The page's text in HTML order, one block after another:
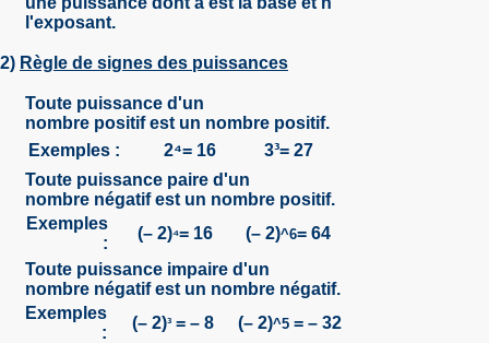
l'exposant.
2) Règle de signes des puissances
Toute puissance d'un
nombre positifest un nombre positif.
Exemples :
2⁴= 16
3³= 27
Toute puissance paire d'un
nombre négatifest un nombre positif.
Exemples
:
(– 2)⁴= 16 (– 2)^6= 64
Toute puissance impaire d'un
nombre négatifest un nombre négatif.
Exemples
:
(– 2)³= – 8 (– 2)^5 = – 32